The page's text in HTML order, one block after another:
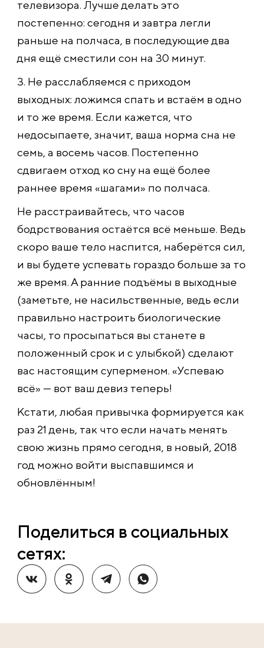
телевизора. Лучше делать это
постепенно: сегодня и завтра легли
раньше на полчаса, в последующие два
дня ещё сместили сон на 30 минут.
3. Не расслабляемся с приходом
выходных: ложимся спать и встаём в одно
и то же время. Если кажется, что
недосыпаете, значит, ваша норма сна не
семь, а восемь часов. Постепенно
сдвигаем отход ко сну на ещё более
раннее время «шагами» по полчаса.
Не расстраивайтесь, что часов
бодрствования остаётся всё меньше. Ведь
скоро ваше тело наспится, наберётся сил,
и вы будете успевать гораздо больше за то
же время. А ранние подъёмы в выходные
(заметьте, не насильственные, ведь если
правильно настроить биологические
часы, то просыпаться вы станете в
положенный срок и с улыбкой) сделают
вас настоящим суперменом. «Успеваю
всё» — вот ваш девиз теперь!
Кстати, любая привычка формируется как
раз 21 день, так что если начать менять
свою жизнь прямо сегодня, в новый, 2018
год можно войти выспавшимся и
обновлённым!
Поделиться в социальных
сетях: